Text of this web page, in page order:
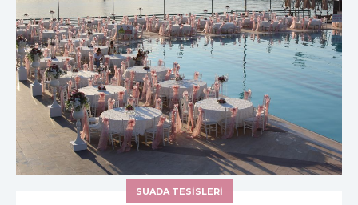
SUADA TESİSLERİ